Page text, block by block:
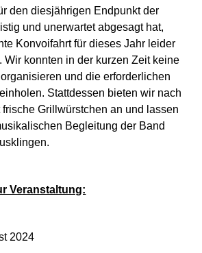
den diesjährigen Endpunkt der
und unerwartet abgesagt hat,
Konvoifahrt für dieses Jahr leider
Wir konnten in der kurzen Zeit keine
und die erforderlichen
Stattdessen bieten wir nach
Grillwürstchen an und lassen
Begleitung der Band
Veranstaltung:
2024